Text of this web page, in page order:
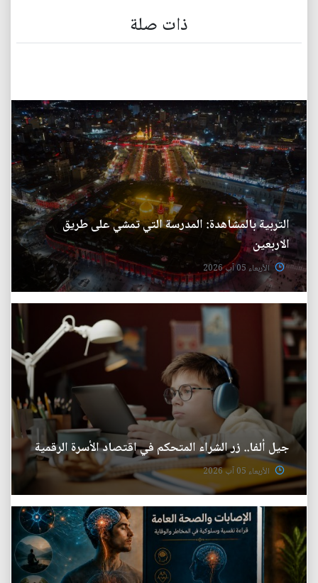
ذات صلة
التربية بالمشاهدة: المدرسة التي تمشي على طريق
الاربعين
الأربعاء 05 آب 2026
جيل ألفا.. زر الشراء المتحكم في اقتصاد الأسرة الرقمية
الأربعاء 05 آب 2026